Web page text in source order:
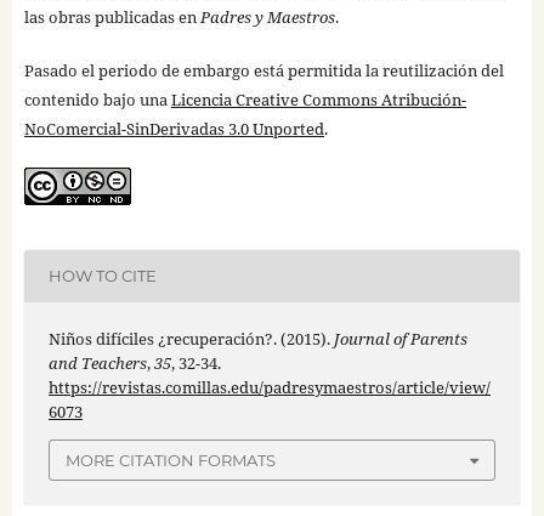
las obras publicadas enPadres y Maestros.
Pasado el periodo de embargo está permitida la reutilización del
contenido bajo unaLicencia Creative Commons Atribución-
NoComercial-SinDerivadas 3.0 Unported.
HOW TO CITE
Niños difíciles ¿recuperación?. (2015). Journal of Parents
and Teachers,35, 32-34.
https://revistas.comillas.edu/padresymaestros/article/view/
6073
MORE CITATION FORMATS